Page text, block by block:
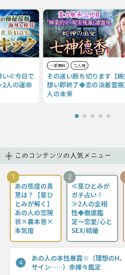
い≪今日で
人の運命
一部無料 二人用
その迷い断ち切ります【絶
想い即終了◆恋の決着霊
人の未来
このコンテンツの人気メニュー
1
あの態度の真
意は？【星ひ
とみが解く】
あの人の恋現
状×裏本音×
本気度
2
≪星ひとみが
ガチ占い！
≫2人の全相
性◆徹底鑑
定〜恋愛/心と
SEX/結婚
4
あの人の本性暴露※（理想のH
サイン……）赤裸々鑑定